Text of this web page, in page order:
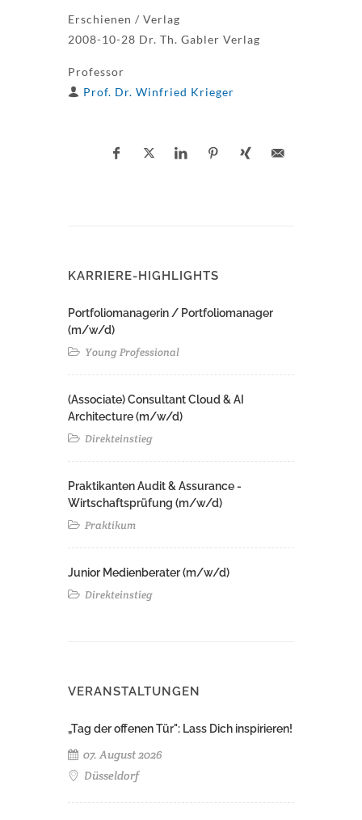
Erschienen / Verlag
2008-10-28 Dr. Th. Gabler Verlag
Professor
Prof. Dr. Winfried Krieger
KARRIERE-HIGHLIGHTS
Portfoliomanagerin / Portfoliomanager
(m/w/d)
Young Professional
(Associate) Consultant Cloud & AI
Architecture (m/w/d)​ ​
Direkteinstieg
Praktikanten Audit & Assurance -
Wirtschaftsprüfung (m/w/d)
Praktikum
Junior Medienberater (m/w/d)
Direkteinstieg
VERANSTALTUNGEN
„Tag der offenen Tür": Lass Dich inspirieren!
07. August 2026
Düsseldorf